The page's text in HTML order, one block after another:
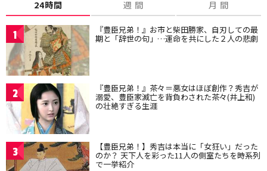
24時間 週 間 月 間
1 『豊臣兄弟！』お市と柴田勝家、自刃しての最
期と「辞世の句」…運命を共にした２人の悲劇
2 『豊臣兄弟！』茶々＝悪女はほぼ創作？秀吉が
溺愛、豊臣家滅亡を背負わされた茶々(井上和)
の壮絶すぎる生涯
3 【豊臣兄弟！】秀吉は本当に「女狂い」だった
のか？ 天下人を彩った11人の側室たちを時系列
で一挙紹介